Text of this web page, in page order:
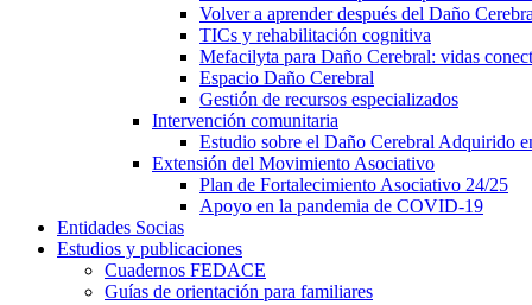
Volver a aprender después del Daño
TICs y rehabilitación cognitiva
Mefacilyta para Daño Cerebral: vidas
Espacio Daño Cerebral
Gestión de recursos especializados
Intervención comunitaria
Estudio sobre el Daño Cerebral Adquirido
Extensión del Movimiento Asociativo
Plan de Fortalecimiento Asociativo 24/25
Apoyo en la pandemia de COVID-19
Entidades Socias
Estudios y publicaciones
Cuadernos FEDACE
Guías de orientación para familiares